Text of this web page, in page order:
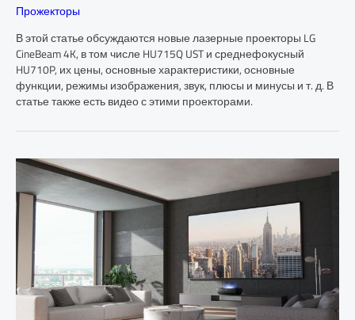
Прожекторы
В этой статье обсуждаются новые лазерные проекторы LG
CineBeam 4K, в том числе HU715Q UST и среднефокусный
HU710P, их цены, основные характеристики, основные
функции, режимы изображения, звук, плюсы и минусы и т. д. В
статье также есть видео с этими проекторами.